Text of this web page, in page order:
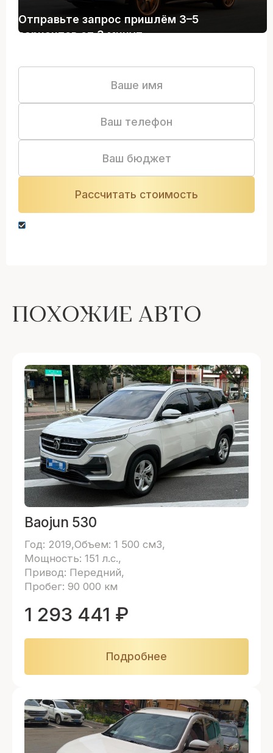
Отправьте запрос пришлём 3–5
вариантов от 3 минут
ПОХОЖИЕ АВТО
Baojun 530
Год: 2019 Объем: 1 500 см3
Мощность: 151 л.с.
Привод: Передний
Пробег: 90 000 км
1 293 441 ₽
Подробнее